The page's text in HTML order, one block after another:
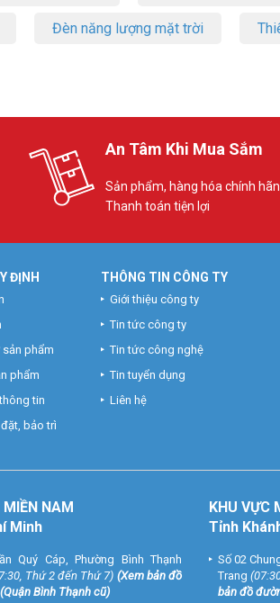
Đèn năng lượng mặt trời
An Tâm Khi Mua Sắm
Sản phẩm, hàng hóa chính
Thanh toán tiện lợi
ĐỊNH
phẩm
phẩm
tin
bảo trì
THÔNG TIN CÔNG TY
Giới thiệu công ty
Tin tức công ty
Tin tức công nghệ
Tin tuyển dụng
Liên hệ
MIỀN NAM
Minh
Quý Cáp, Phường Bình Thạnh
Thứ 2 đến Thứ 7) (Xem bản đồ
Bình Thạnh cũ)
KHU VỰC
Tỉnh
Số 02
Trang
bản đồ